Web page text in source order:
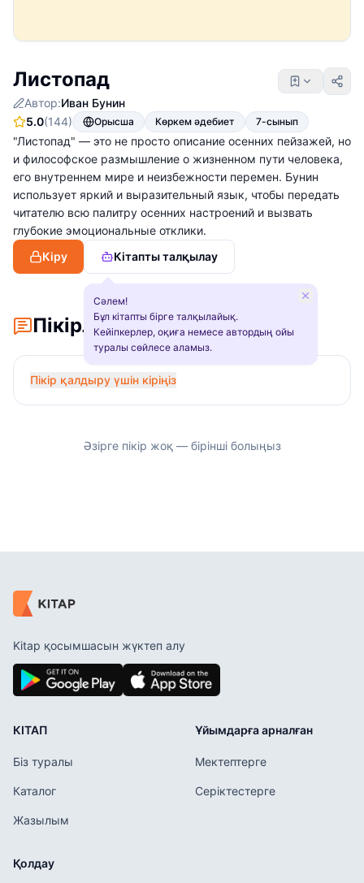
Листопад
Автор:Иван Бунин
5.0(144) Орысша Көркем әдебиет 7-сынып
"Листопад" — это не просто описание осенних пейзажей, но
и философское размышление о жизненном пути человека,
его внутреннем мире и неизбежности перемен. Бунин
использует яркий и выразительный язык, чтобы передать
читателю всю палитру осенних настроений и вызвать
глубокие эмоциональные отклики.
Кіру
Кітапты талқылау
Сәлем!
Бұл кітапты бірге талқылайық.
Кейіпкерлер, оқиға немесе автордың ойы
туралы сөйлесе аламыз.
Пікірлер
Пікір қалдыру үшін кіріңіз
Әзірге пікір жоқ — бірінші болыңыз
Kitap қосымшасын жүктеп алу
КІТАП
Біз туралы
Каталог
Жазылым
Ұйымдарға арналған
Мектептерге
Серіктестерге
Қолдау